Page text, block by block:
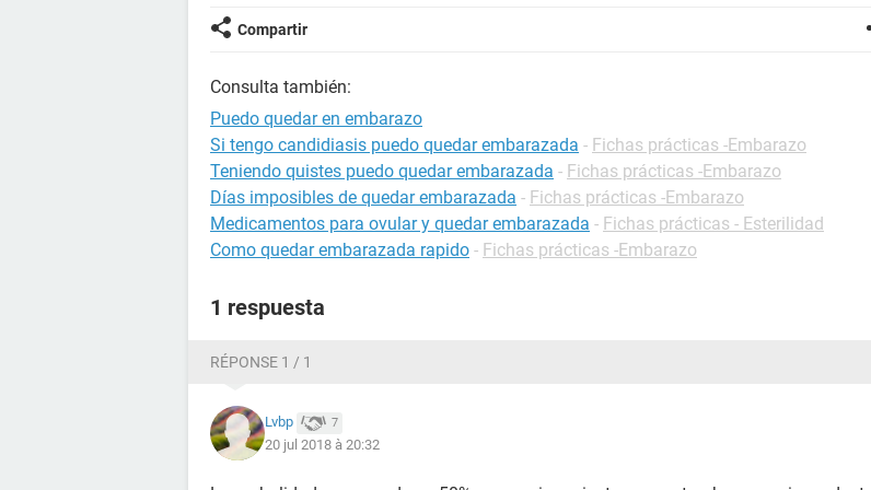
Compartir
Consulta también:
Puedo quedar en embarazo
Si tengo candidiasis puedo quedar embarazada - Fichas prácticas -Embarazo
Teniendo quistes puedo quedar embarazada - Fichas prácticas -Embarazo
Días imposibles de quedar embarazada - Fichas prácticas -Embarazo
Medicamentos para ovular y quedar embarazada - Fichas prácticas - Esterilidad
Como quedar embarazada rapido - Fichas prácticas -Embarazo
1 respuesta
RÉPONSE 1 / 1
Lvbp 7
20 jul 2018 à 20:32